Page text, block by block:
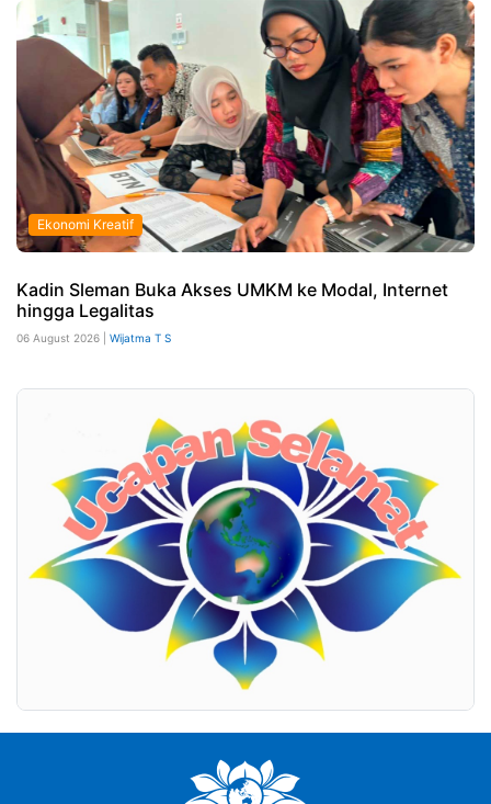
Ekonomi Kreatif
Kadin Sleman Buka Akses UMKM ke Modal, Internet
hingga Legalitas
06 August 2026 | Wijatma T S